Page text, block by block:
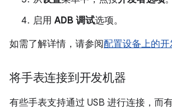
启用 ADB 调试选项。
如需了解详情，请参阅配置设备上的开
将手表连接到开发机器
有些手表支持通过 USB 进行连接，而